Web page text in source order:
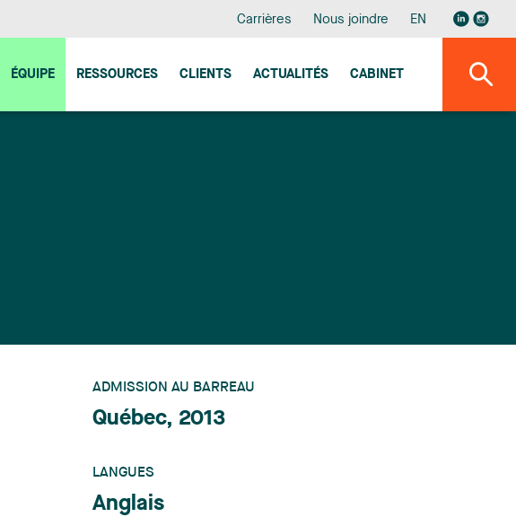
Carrières Nous joindre EN
ÉQUIPE RESSOURCES CLIENTS ACTUALITÉS CABINET
ADMISSION AU BARREAU
Québec, 2013
LANGUES
Anglais